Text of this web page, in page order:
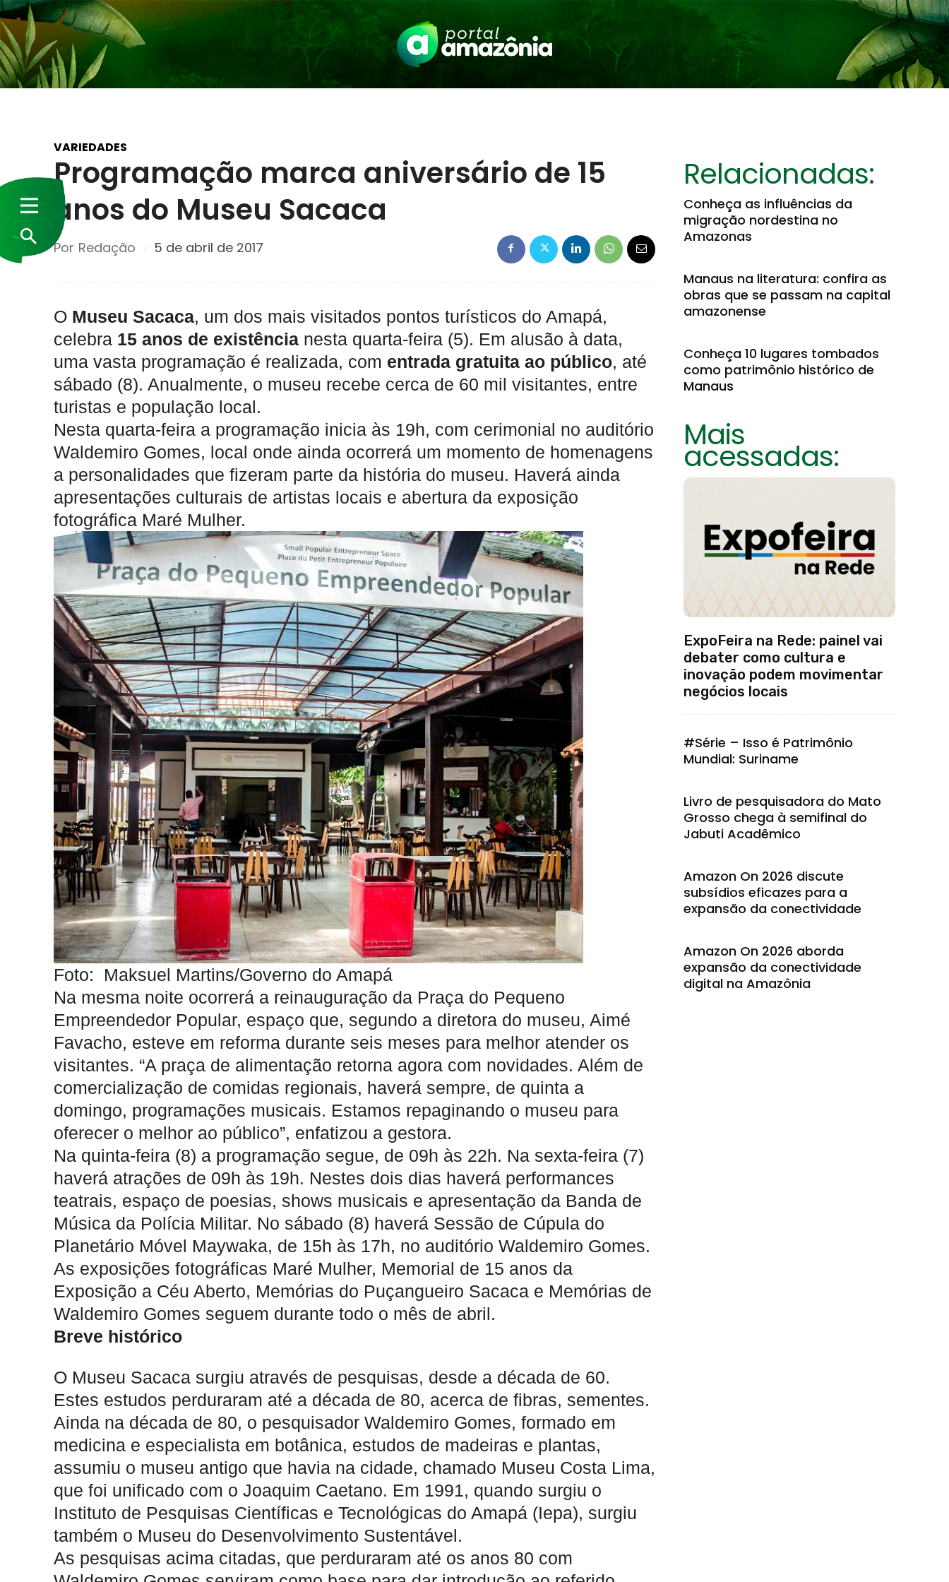
VARIEDADES
Programação marca aniversário de 15
anos do Museu Sacaca
Por Redação 5 de abril de 2017
O Museu Sacaca, um dos mais visitados pontos turísticos do Amapá,
celebra 15 anos de existência nesta quarta-feira (5). Em alusão à data,
uma vasta programação é realizada, com entrada gratuita ao público, até
sábado (8). Anualmente, o museu recebe cerca de 60 mil visitantes, entre
turistas e população local.
Nesta quarta-feira a programação inicia às 19h, com cerimonial no auditório
Waldemiro Gomes, local onde ainda ocorrerá um momento de homenagens
a personalidades que fizeram parte da história do museu. Haverá ainda
apresentações culturais de artistas locais e abertura da exposição
fotográfica Maré Mulher.
Foto: Maksuel Martins/Governo do Amapá
Na mesma noite ocorrerá a reinauguração da Praça do Pequeno
Empreendedor Popular, espaço que, segundo a diretora do museu, Aimé
Favacho, esteve em reforma durante seis meses para melhor atender os
visitantes. “A praça de alimentação retorna agora com novidades. Além de
comercialização de comidas regionais, haverá sempre, de quinta a
domingo, programações musicais. Estamos repaginando o museu para
oferecer o melhor ao público”, enfatizou a gestora.
Na quinta-feira (8) a programação segue, de 09h às 22h. Na sexta-feira (7)
haverá atrações de 09h às 19h. Nestes dois dias haverá performances
teatrais, espaço de poesias, shows musicais e apresentação da Banda de
Música da Polícia Militar. No sábado (8) haverá Sessão de Cúpula do
Planetário Móvel Maywaka, de 15h às 17h, no auditório Waldemiro Gomes.
As exposições fotográficas Maré Mulher, Memorial de 15 anos da
Exposição a Céu Aberto, Memórias do Puçangueiro Sacaca e Memórias de
Waldemiro Gomes seguem durante todo o mês de abril.
Breve histórico
O Museu Sacaca surgiu através de pesquisas, desde a década de 60.
Estes estudos perduraram até a década de 80, acerca de fibras, sementes.
Ainda na década de 80, o pesquisador Waldemiro Gomes, formado em
medicina e especialista em botânica, estudos de madeiras e plantas,
assumiu o museu antigo que havia na cidade, chamado Museu Costa Lima,
que foi unificado com o Joaquim Caetano. Em 1991, quando surgiu o
Instituto de Pesquisas Científicas e Tecnológicas do Amapá (Iepa), surgiu
também o Museu do Desenvolvimento Sustentável.
As pesquisas acima citadas, que perduraram até os anos 80 com
Relacionadas:
Conheça as influências da
migração nordestina no
Amazonas
Manaus na literatura: confira as
obras que se passam na capital
amazonense
Conheça 10 lugares tombados
como patrimônio histórico de
Manaus
Mais
acessadas:
ExpoFeira na Rede: painel vai
debater como cultura e
inovação podem movimentar
negócios locais
#Série – Isso é Patrimônio
Mundial: Suriname
Livro de pesquisadora do Mato
Grosso chega à semifinal do
Jabuti Acadêmico
Amazon On 2026 discute
subsídios eficazes para a
expansão da conectividade
Amazon On 2026 aborda
expansão da conectividade
digital na Amazônia